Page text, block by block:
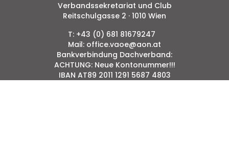
Verbandssekretariat und Club
Reitschulgasse 2 · 1010 Wien
T: +43 (0) 681 81679247
Mail: office.vaoe@aon.at
Bankverbindung Dachverband:
ACHTUNG: Neue Kontonummer!!!
IBAN AT89 2011 1291 5687 4803